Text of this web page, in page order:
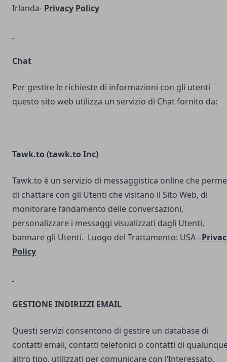
Irlanda- Privacy Policy
Chat
Per gestire le richieste di informazioni con gli utenti
questo sito web utilizza un servizio di Chat fornito da:
Tawk.to (tawk.to Inc)
Tawk.to è un servizio di messaggistica online che
di chattare con gli Utenti che visitano il Sito Web, di
monitorare l’andamento delle conversazioni,
personalizzare i messaggi visualizzati dagli Utenti,
bannare gli Utenti. Luogo del Trattamento: USA –
Policy
GESTIONE INDIRIZZI EMAIL
Questi servizi consentono di gestire un database di
contatti email, contatti telefonici o contatti di
altro tipo, utilizzati per comunicare con l’Interessato.